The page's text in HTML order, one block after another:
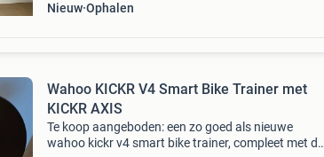
Nieuw Ophalen
Wahoo KICKR V4 Smart Bike Trainer met
KICKR AXIS
Te koop aangeboden: een zo goed als nieuwe
wahoo kickr v4 smart bike trainer, compleet met de